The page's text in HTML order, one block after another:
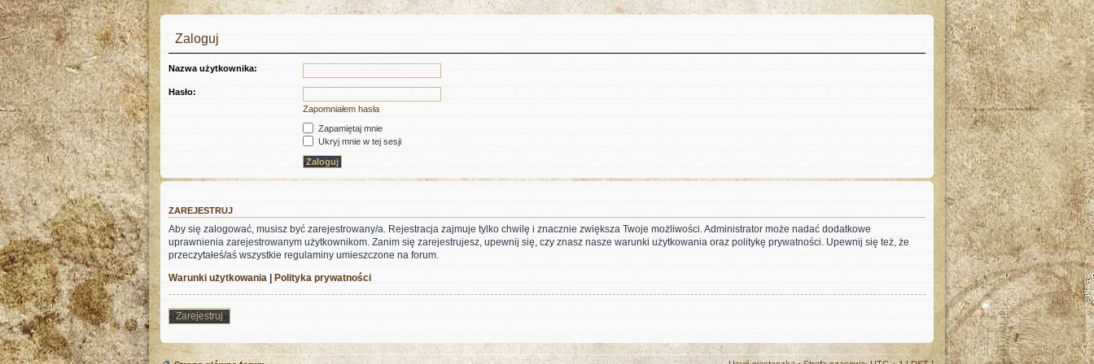
Zaloguj
Nazwa użytkownika:
Hasło:
Zapomniałem hasła
Zapamiętaj mnie
Ukryj mnie w tej sesji
ZAREJESTRUJ
Aby się zalogować, musisz być zarejestrowany/a. Rejestracja zajmuje tylko chwilę i znacznie zwiększa Twoje możliwości. Administrator może nadać dodatkowe
uprawnienia zarejestrowanym użytkownikom. Zanim się zarejestrujesz, upewnij się, czy znasz nasze warunki użytkowania oraz politykę prywatności. Upewnij się też, że
przeczytałeś/aś wszystkie regulaminy umieszczone na forum.
Warunki użytkowania | Polityka prywatności
Zarejestruj